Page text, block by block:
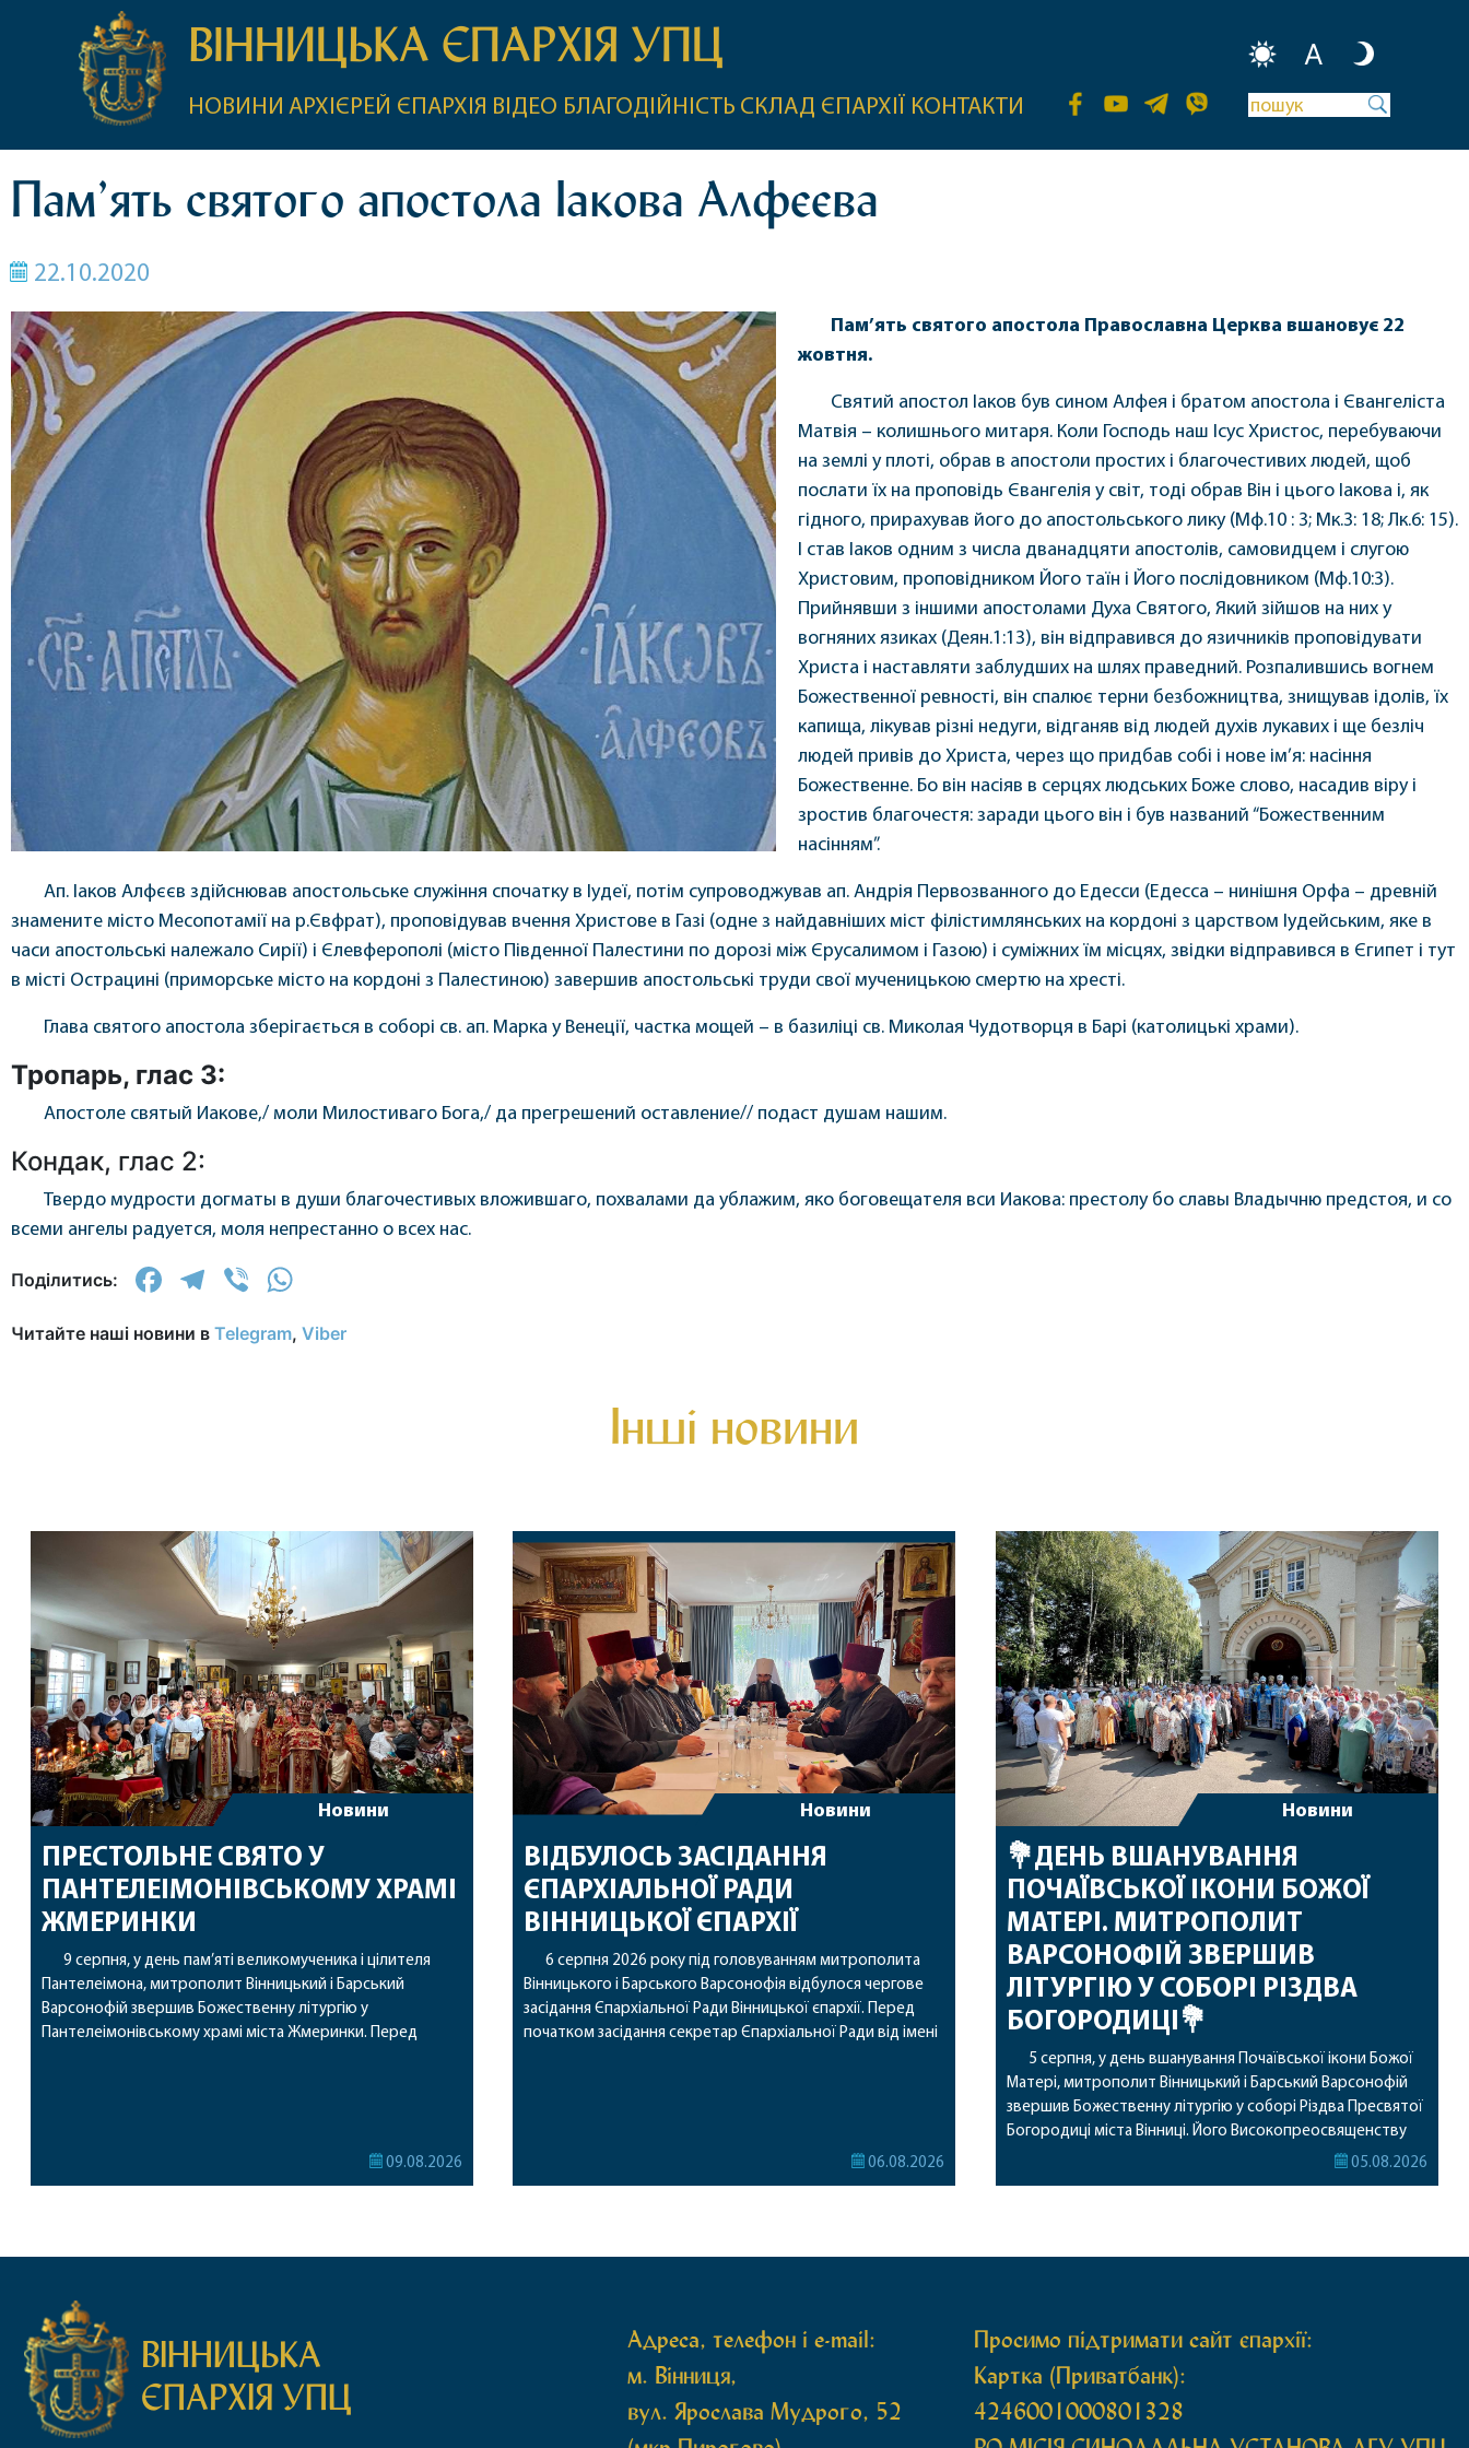
A
ВІННИЦЬКА ЄПАРХІЯ УПЦ
НОВИНИ АРХІЄРЕЙ ЄПАРХІЯ ВІДЕО БЛАГОДІЙНІСТЬ СКЛАД ЄПАРХІЇ КОНТАКТИ
Пам’ять святого апостола Іакова Алфєєва
22.10.2020
Пам’ять святого апостола Православна Церква вшановує 22
жовтня.
Святий апостол Іаков був сином Алфея і братом апостола і Євангеліста
Матвія – колишнього митаря. Коли Господь наш Ісус Христос, перебуваючи
на землі у плоті, обрав в апостоли простих і благочестивих людей, щоб
послати їх на проповідь Євангелія у світ, тоді обрав Він і цього Іакова і, як
гідного, прирахував його до апостольського лику (Мф.10 : 3; Мк.3: 18; Лк.6: 15).
І став Іаков одним з числа дванадцяти апостолів, самовидцем і слугою
Христовим, проповідником Його таїн і Його послідовником (Мф.10:3).
Прийнявши з іншими апостолами Духа Святого, Який зійшов на них у
вогняних язиках (Деян.1:13), він відправився до язичників проповідувати
Христа і наставляти заблудших на шлях праведний. Розпалившись вогнем
Божественної ревності, він спалює терни безбожництва, знищував ідолів, їх
капища, лікував різні недуги, відганяв від людей духів лукавих і ще безліч
людей привів до Христа, через що придбав собі і нове ім’я: насіння
Божественне. Бо він насіяв в серцях людських Боже слово, насадив віру і
зростив благочестя: заради цього він і був названий “Божественним
насінням”.
Ап. Іаков Алфєєв здійснював апостольське служіння спочатку в Іудеї, потім супроводжував ап. Андрія Первозванного до Едесси (Едесса – нинішня Орфа – древній
знамените місто Месопотамії на р.Євфрат), проповідував вчення Христове в Газі (одне з найдавніших міст філістимлянських на кордоні з царством Іудейським, яке в
часи апостольські належало Сирії) і Єлевферополі (місто Південної Палестини по дорозі між Єрусалимом і Газою) і суміжних їм місцях, звідки відправився в Єгипет і тут
в місті Острацині (приморське місто на кордоні з Палестиною) завершив апостольські труди свої мученицькою смертю на хресті.
Глава святого апостола зберігається в соборі св. ап. Марка у Венеції, частка мощей – в базиліці св. Миколая Чудотворця в Барі (католицькі храми).
Тропарь, глас 3:
Апостоле святый Иакове,/ моли Милостиваго Бога,/ да прегрешений оставление// подаст душам нашим.
Кондак, глас 2:
Твердо мудрости догматы в души благочестивых вложившаго, похвалами да ублажим, яко боговещателя вси Иакова: престолу бо славы Владычню предстоя, и со
всеми ангелы радуется, моля непрестанно о всех нас.
Поділитись: Facebook
Telegram
Viber
Читайте наші новини в Telegram, Viber
Інші новини
Новини
ПРЕСТОЛЬНЕ СВЯТО У
ПАНТЕЛЕІМОНІВСЬКОМУ ХРАМІ
ЖМЕРИНКИ
9 серпня, у день пам’яті великомученика і цілителя
Пантелеімона, митрополит Вінницький і Барський
Варсонофій звершив Божественну літургію у
Пантелеімонівському храмі міста Жмеринки. Перед
Єнох (Торак), благочинний Жмеринського округу
09.08.2026
Новини
ВІДБУЛОСЬ ЗАСІДАННЯ
ЄПАРХІАЛЬНОЇ РАДИ
ВІННИЦЬКОЇ ЄПАРХІЇ
6 серпня 2026 року під головуванням митрополита
Вінницького і Барського Варсонофія відбулося чергове
засідання Єпархіальної Ради Вінницької єпархії. Перед
початком засідання секретар Єпархіальної Ради від імені
06.08.2026
Новини
💐ДЕНЬ ВШАНУВАННЯ
ПОЧАЇВСЬКОЇ ІКОНИ БОЖОЇ
МАТЕРІ. МИТРОПОЛИТ
ВАРСОНОФІЙ ЗВЕРШИВ
ЛІТУРГІЮ У СОБОРІ РІЗДВА
БОГОРОДИЦІ💐
5 серпня, у день вшанування Почаївської ікони Божої
Матері, митрополит Вінницький і Барський Варсонофій
звершив Божественну літургію у соборі Різдва Пресвятої
Богородиці міста Вінниці. Його Високопреосвященству
співслужили секретар, духівник, благочинні, духовенство
05.08.2026
ВІННИЦЬКА
ЄПАРХІЯ УПЦ
Адреса, телефон і e-mail:
м. Вінниця,
вул. Ярослава Мудрого, 52
Просимо підтримати сайт єпархії:
Картка (Приватбанк):
4246001000801328